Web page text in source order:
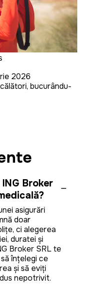
2026
bucurându-
Broker
asigurări
doar
ci alegerea
duratei și
Broker SRL te
înțelegi ce
și să eviți
nepotrivit.